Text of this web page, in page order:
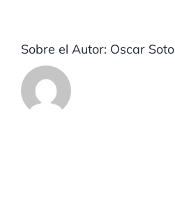
Sobre el Autor: Oscar Soto